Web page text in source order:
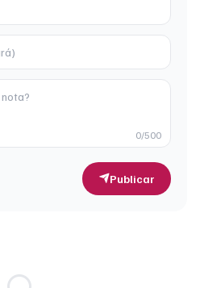
0/500
Publicar